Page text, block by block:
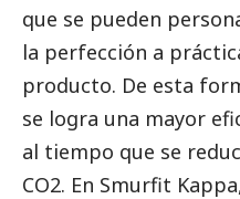
que se pueden
la perfección a
producto. De esta
se logra una mayor
al tiempo que se
CO2. En Smurfit